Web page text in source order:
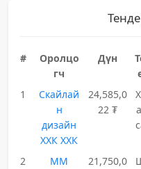
#
Оролцо
гч
Дүн
1
Скайлай
н
дизайн
ХХК ХХК
24,585,0
22 ₮
2
ММ
21,750,0